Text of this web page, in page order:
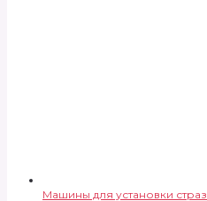
Машины для установки страз